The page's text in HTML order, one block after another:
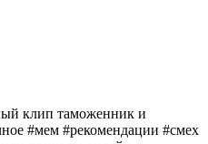
клип таможенник и
#мем #рекомендации #смех